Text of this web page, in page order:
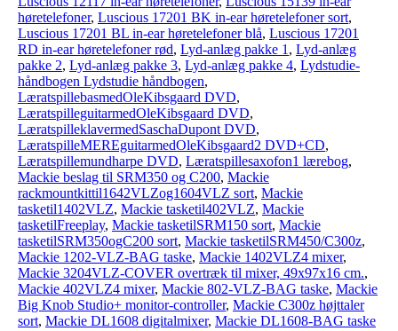
høretelefoner, Luscious 17201 BK in-ear høretelefoner sort,
Luscious 17201 BL in-ear høretelefoner blå, Luscious 17201
RD in-ear høretelefoner rød, Lyd-anlæg pakke 1 , Lyd-anlæg
pakke 2, Lyd-anlæg pakke 3, Lyd-anlæg pakke 4, Lydstudie-
håndbogen Lydstudie håndbogen,
LæratspillebasmedOleKibsgaard DVD,
LæratspilleguitarmedOleKibsgaard DVD,
LæratspilleklavermedSaschaDupont DVD,
LæratspilleMEREguitarmedOleKibsgaard2 DVD+CD,
Læratspillemundharpe DVD, Læratspillesaxofon1 lærebog,
Mackie beslag til SRM350 og C200, Mackie
rackmountkittil1642VLZog1604VLZ sort, Mackie
tasketil1402VLZ, Mackie tasketil402VLZ, Mackie
tasketilFreeplay, Mackie tasketilSRM150 sort, Mackie
tasketilSRM350ogC200 sort, Mackie tasketilSRM450/C300z,
Mackie 1202-VLZ-BAG taske, Mackie 1402VLZ4 mixer,
Mackie 3204VLZ-COVER overtræk til mixer, 49x97x16 cm.,
Mackie 402VLZ4 mixer, Mackie 802-VLZ-BAG taske, Mackie
Big Knob Studio+ monitor-controller, Mackie C300z højttaler
sort, Mackie DL1608 digitalmixer, Mackie DL1608-BAG taske